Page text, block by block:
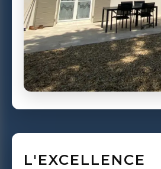
L'EXCELLENCE